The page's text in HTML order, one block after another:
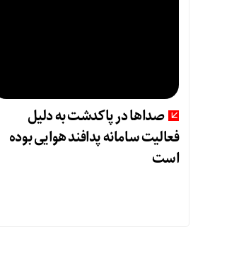
صداها در پاکدشت به دلیل
فعالیت سامانه پدافند هوایی بوده
است